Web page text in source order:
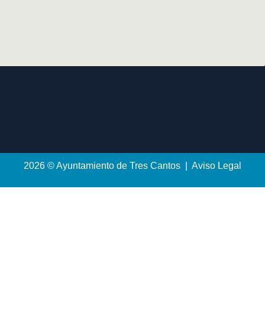
2026 © Ayuntamiento de Tres Cantos | Aviso Legal